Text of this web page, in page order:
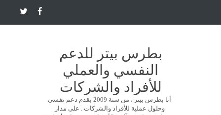
بطرس بيتر للدعم
النفسي والعملي
للأفراد والشركات
أنا بطرس بيتر ، من سنة 2009 بقدم دعم نفسي
وحلول عملية للأفراد والشركات . على مدار